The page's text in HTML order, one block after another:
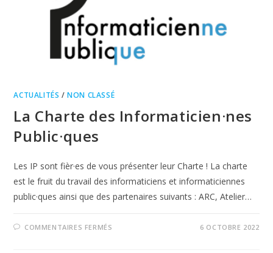
ACTUALITÉS /NON CLASSÉ
La Charte des Informaticien·nes
Public·ques
Les IP sont fièr·es de vous présenter leur Charte ! La charte
est le fruit du travail des informaticiens et informaticiennes
public·ques ainsi que des partenaires suivants : ARC, Atelier…
COMMENTAIRES FERMÉS 6 OCTOBRE 2022